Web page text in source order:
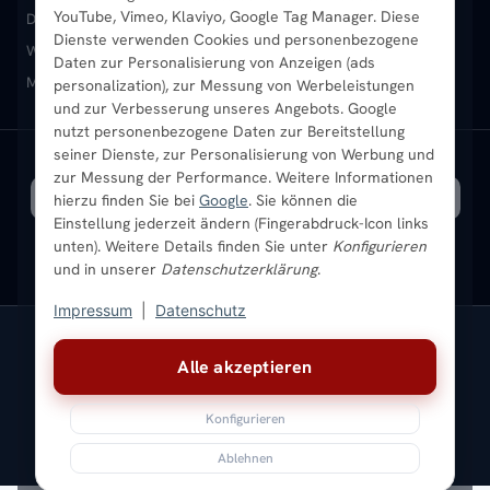
Alle akzeptieren
Konfigurieren
Ablehnen
YouTube, Vimeo, Klaviyo, Google Tag Manager. Diese
Dienste verwenden Cookies und personenbezogene
Daten zur Personalisierung von Anzeigen (ads
personalization), zur Messung von Werbeleistungen
und zur Verbesserung unseres Angebots. Google
nutzt personenbezogene Daten zur Bereitstellung
seiner Dienste, zur Personalisierung von Werbung und
zur Messung der Performance. Weitere Informationen
hierzu finden Sie bei Google. Sie können die
Einstellung jederzeit ändern (Fingerabdruck-Icon links
unten). Weitere Details finden Sie unter Konfigurieren
und in unserer Datenschutzerklärung.
Impressum Datenschutz
Heizkörper-Zubehör
Montageservice vor Ort
Sendung verfolgen
Karriere
Ratgeber
Bestpreisgarantie
Newsletter
Aktuelle Angebote
Design-HeizkörperPaneelheizkörperVertikal-Heizkörper
Wandheizkörper Wohnraum-Heizkörper Badheizkörper Schwarz
Mischbetrieb-HeizkörperHeizkörper-ZubehörAktuelle Angebote
VERSAND MIT
* Alle Preise inkl. gesetzlicher USt. |Kostenloser Versand
Impressum AGBWiderrufsbelehrung
Versandkosten
BatteriegesetzSitemap